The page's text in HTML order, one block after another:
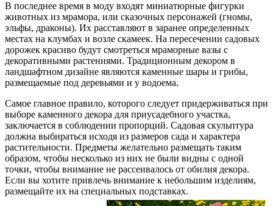
В последнее время в моду входят миниатюрные фигурки
животных из мрамора, или сказочных персонажей (гномы,
эльфы, драконы). Их расставляют в заранее определенных
местах на клумбах и возле скамеек. На пересечении садовых
дорожек красиво будут смотреться мраморные вазы с
декоративными растениями. Традиционным декором в
ландшафтном дизайне являются каменные шары и грибы,
размещаемые под деревьями и у водоема.
Cамое главное правило, которого следует придерживаться при
выборе каменного декора для приусадебного участка,
заключается в соблюдении пропорций. Садовая скульптура
должна выбираться исходя из размеров сада и характера
растительности. Предметы желательно размещать таким
образом, чтобы несколько из них не были видны с одной
точки, чтобы внимание не рассеивалось от обилия декора.
Если вы хотите привлечь внимание к небольшим изделиям,
размещайте их на специальных подставках.